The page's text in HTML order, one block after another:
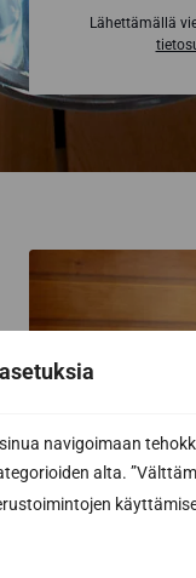
navigoimaan
alta.
Lähettämällä